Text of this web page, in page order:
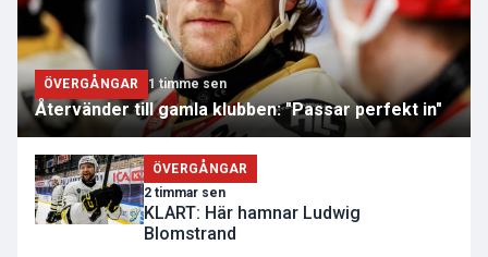
ÖVERGÅNGAR 1 timme sen
Återvänder till gamla klubben: "Passar perfekt in"
ÖVERGÅNGAR
2 timmar sen
KLART: Här hamnar Ludwig
Blomstrand